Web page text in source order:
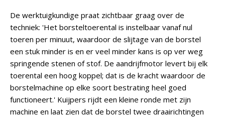
De werktuigkundige praat zichtbaar graag over de
techniek: 'Het borsteltoerental is instelbaar vanaf nul
toeren per minuut, waardoor de slijtage van de borstel
een stuk minder is en er veel minder kans is op ver weg
springende stenen of stof. De aandrijfmotor levert bij elk
toerental een hoog koppel; dat is de kracht waardoor de
borstelmachine op elke soort bestrating heel goed
functioneert.' Kuijpers rijdt een kleine ronde met zijn
machine en laat zien dat de borstel twee draairichtingen